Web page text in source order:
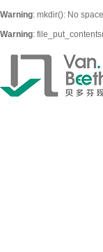
Warning: mkdir(): No
Warning: